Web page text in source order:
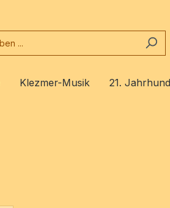
Klezmer-Musik 21.